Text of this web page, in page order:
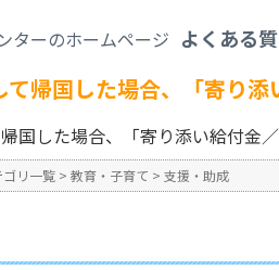
よくある
て帰国した場合、「寄り
国した場合、「寄り添い給付金
ゴリ一覧 > 教育・子育て > 支援・助成